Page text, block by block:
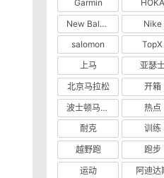
Garmin
HOKA
New Balance
Nike
salomon
TopX
上马
亚瑟
北京马拉松
开箱
波士顿马拉松
热点
耐克
训练
越野跑
跑步
运动
阿迪达